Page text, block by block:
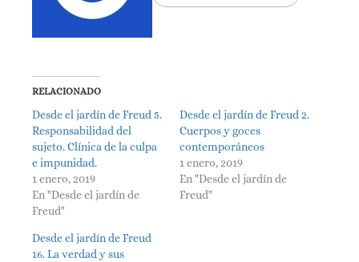
RELACIONADO
Desde el jardín de Freud 5.
Responsabilidad del
sujeto. Clínica de la culpa
e impunidad.
1 enero, 2019
En "Desde el jardín de
Freud"
Desde el jardín de Freud 2.
Cuerpos y goces
contemporáneos
1 enero, 2019
En "Desde el jardín de
Freud"
Desde el jardín de Freud
16. La verdad y sus